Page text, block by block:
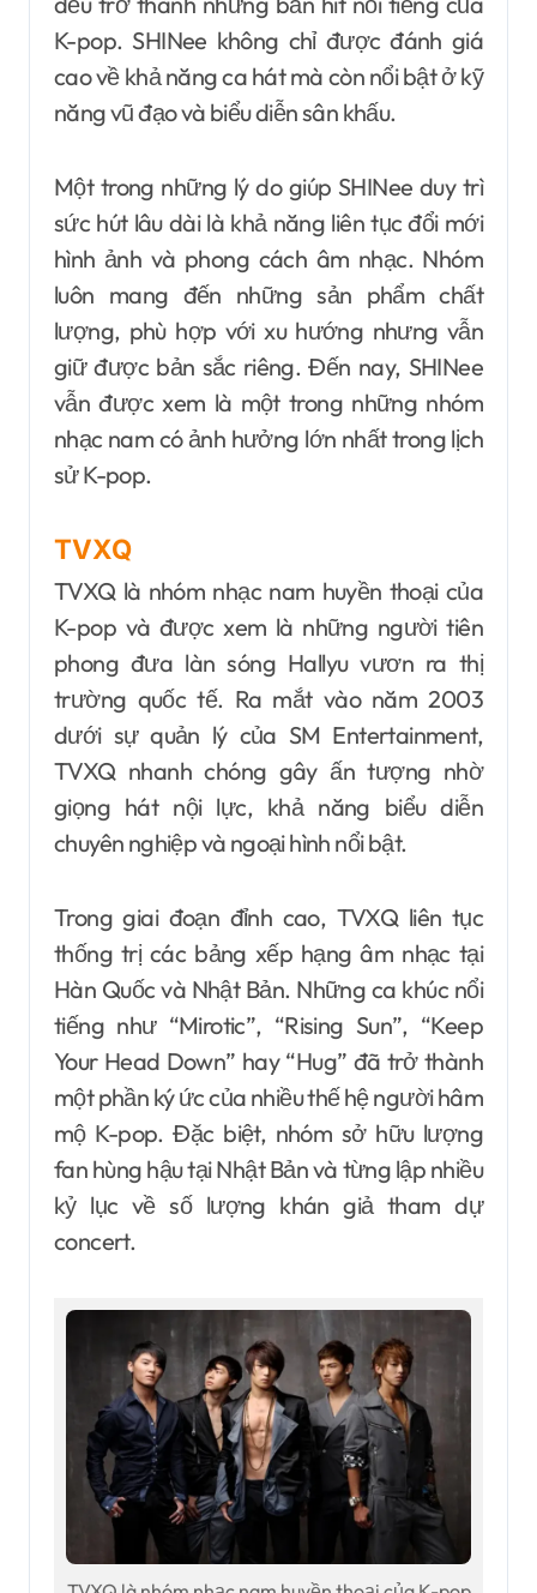
K-pop. SHINee không chỉ được đánh giá
cao về khả năng ca hát mà còn nổi bật ở kỹ
năng vũ đạo và biểu diễn sân khấu.
Một trong những lý do giúp SHINee duy trì
sức hút lâu dài là khả năng liên tục đổi mới
hình ảnh và phong cách âm nhạc. Nhóm
luôn mang đến những sản phẩm chất
lượng, phù hợp với xu hướng nhưng vẫn
giữ được bản sắc riêng. Đến nay, SHINee
vẫn được xem là một trong những nhóm
nhạc nam có ảnh hưởng lớn nhất trong lịch
sử K-pop.
TVXQ
TVXQ là nhóm nhạc nam huyền thoại của
K-pop và được xem là những người tiên
phong đưa làn sóng Hallyu vươn ra thị
trường quốc tế. Ra mắt vào năm 2003
dưới sự quản lý của SM Entertainment,
TVXQ nhanh chóng gây ấn tượng nhờ
giọng hát nội lực, khả năng biểu diễn
chuyên nghiệp và ngoại hình nổi bật.
Trong giai đoạn đỉnh cao, TVXQ liên tục
thống trị các bảng xếp hạng âm nhạc tại
Hàn Quốc và Nhật Bản. Những ca khúc nổi
tiếng như “Mirotic”, “Rising Sun”, “Keep
Your Head Down” hay “Hug” đã trở thành
một phần ký ức của nhiều thế hệ người hâm
mộ K-pop. Đặc biệt, nhóm sở hữu lượng
fan hùng hậu tại Nhật Bản và từng lập nhiều
kỷ lục về số lượng khán giả tham dự
concert.